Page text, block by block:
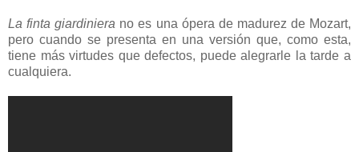
La finta giardiniera no es una ópera de madurez de Mozart,
pero cuando se presenta en una versión que, como esta,
tiene más virtudes que defectos, puede alegrarle la tarde a
cualquiera.